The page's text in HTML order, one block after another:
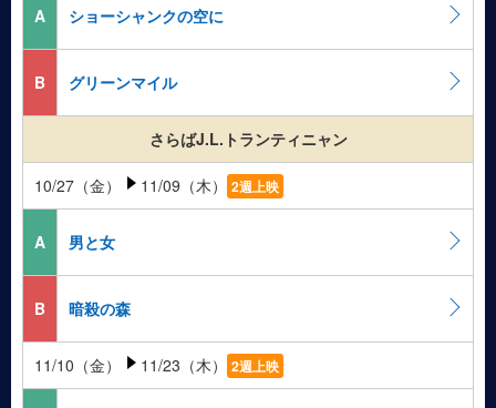
A ショーシャンクの空に
B グリーンマイル
さらばJ.L.トランティニャン
10/27（金） 11/09（木） 2週上映
A 男と女
B 暗殺の森
11/10（金） 11/23（木） 2週上映